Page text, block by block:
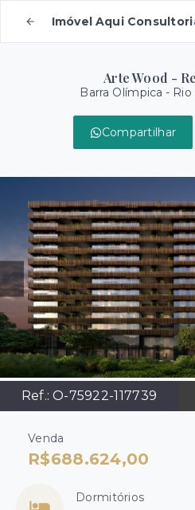
Imóvel Aqui
Arte Wood -
Barra Olímpica -
Compartilhar
Ref.: O-75922-117739
Venda
R$688.624,00
Dormitórios